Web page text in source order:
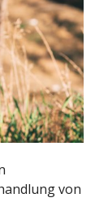
von